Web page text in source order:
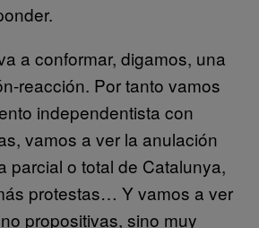
a conformar, digamos, una
reacción. Por tanto vamos
independentista con
vamos a ver la anulación
parcial o total de Catalunya,
protestas… Y vamos a ver
propositivas, sino muy